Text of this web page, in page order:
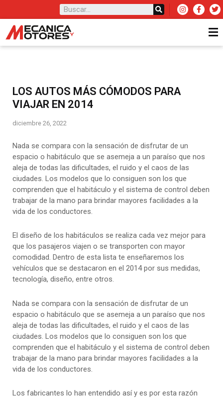
LOS AUTOS MÁS CÓMODOS PARA
VIAJAR EN 2014
diciembre 26, 2022
Nada se compara con la sensación de disfrutar de un
espacio o habitáculo que se asemeja a un paraíso que nos
aleja de todas las dificultades, el ruido y el caos de las
ciudades. Los modelos que lo consiguen son los que
comprenden que el habitáculo y el sistema de control deben
trabajar de la mano para brindar mayores facilidades a la
vida de los conductores.
El diseño de los habitáculos se realiza cada vez mejor para
que los pasajeros viajen o se transporten con mayor
comodidad. Dentro de esta lista te enseñaremos los
vehículos que se destacaron en el 2014 por sus medidas,
tecnología, diseño, entre otros.
Nada se compara con la sensación de disfrutar de un
espacio o habitáculo que se asemeja a un paraíso que nos
aleja de todas las dificultades, el ruido y el caos de las
ciudades. Los modelos que lo consiguen son los que
comprenden que el habitáculo y el sistema de control deben
trabajar de la mano para brindar mayores facilidades a la
vida de los conductores.
Los fabricantes lo han entendido así y es por esta razón